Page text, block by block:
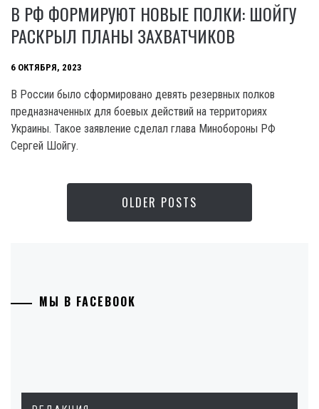
В РФ ФОРМИРУЮТ НОВЫЕ ПОЛКИ: ШОЙГУ
РАСКРЫЛ ПЛАНЫ ЗАХВАТЧИКОВ
6 ОКТЯБРЯ, 2023
B России было сформировано девять резервных полков
предназначенных для боевых действий на территориях
Украины. Такое заявление сделал глава Минобороны РФ
Сергей Шойгу.
OLDER POSTS
МЫ В FACEBOOK